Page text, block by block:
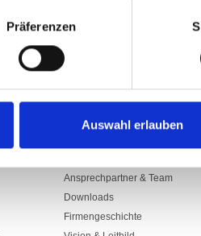
Präferenzen
Auswahl erlauben
UNTERNEHMEN
Ansprechpartner & Team
Downloads
Firmengeschichte